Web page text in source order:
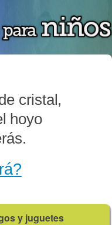
cristal,
hoyo
y juguetes